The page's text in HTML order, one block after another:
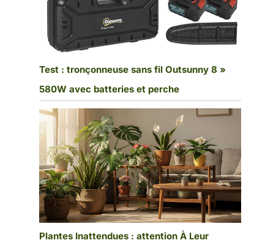
Test : tronçonneuse sans fil Outsunny 8 »
580W avec batteries et perche
Plantes Inattendues : attention À Leur